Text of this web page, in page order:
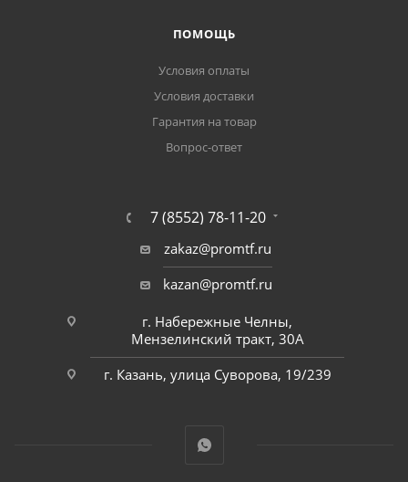
ПОМОЩЬ
Условия оплаты
Условия доставки
Гарантия на товар
Вопрос-ответ
7 (8552) 78-11-20
zakaz@promtf.ru
kazan@promtf.ru
г. Набережные Челны,
Мензелинский тракт, 30А
г. Казань, улица Суворова, 19/239